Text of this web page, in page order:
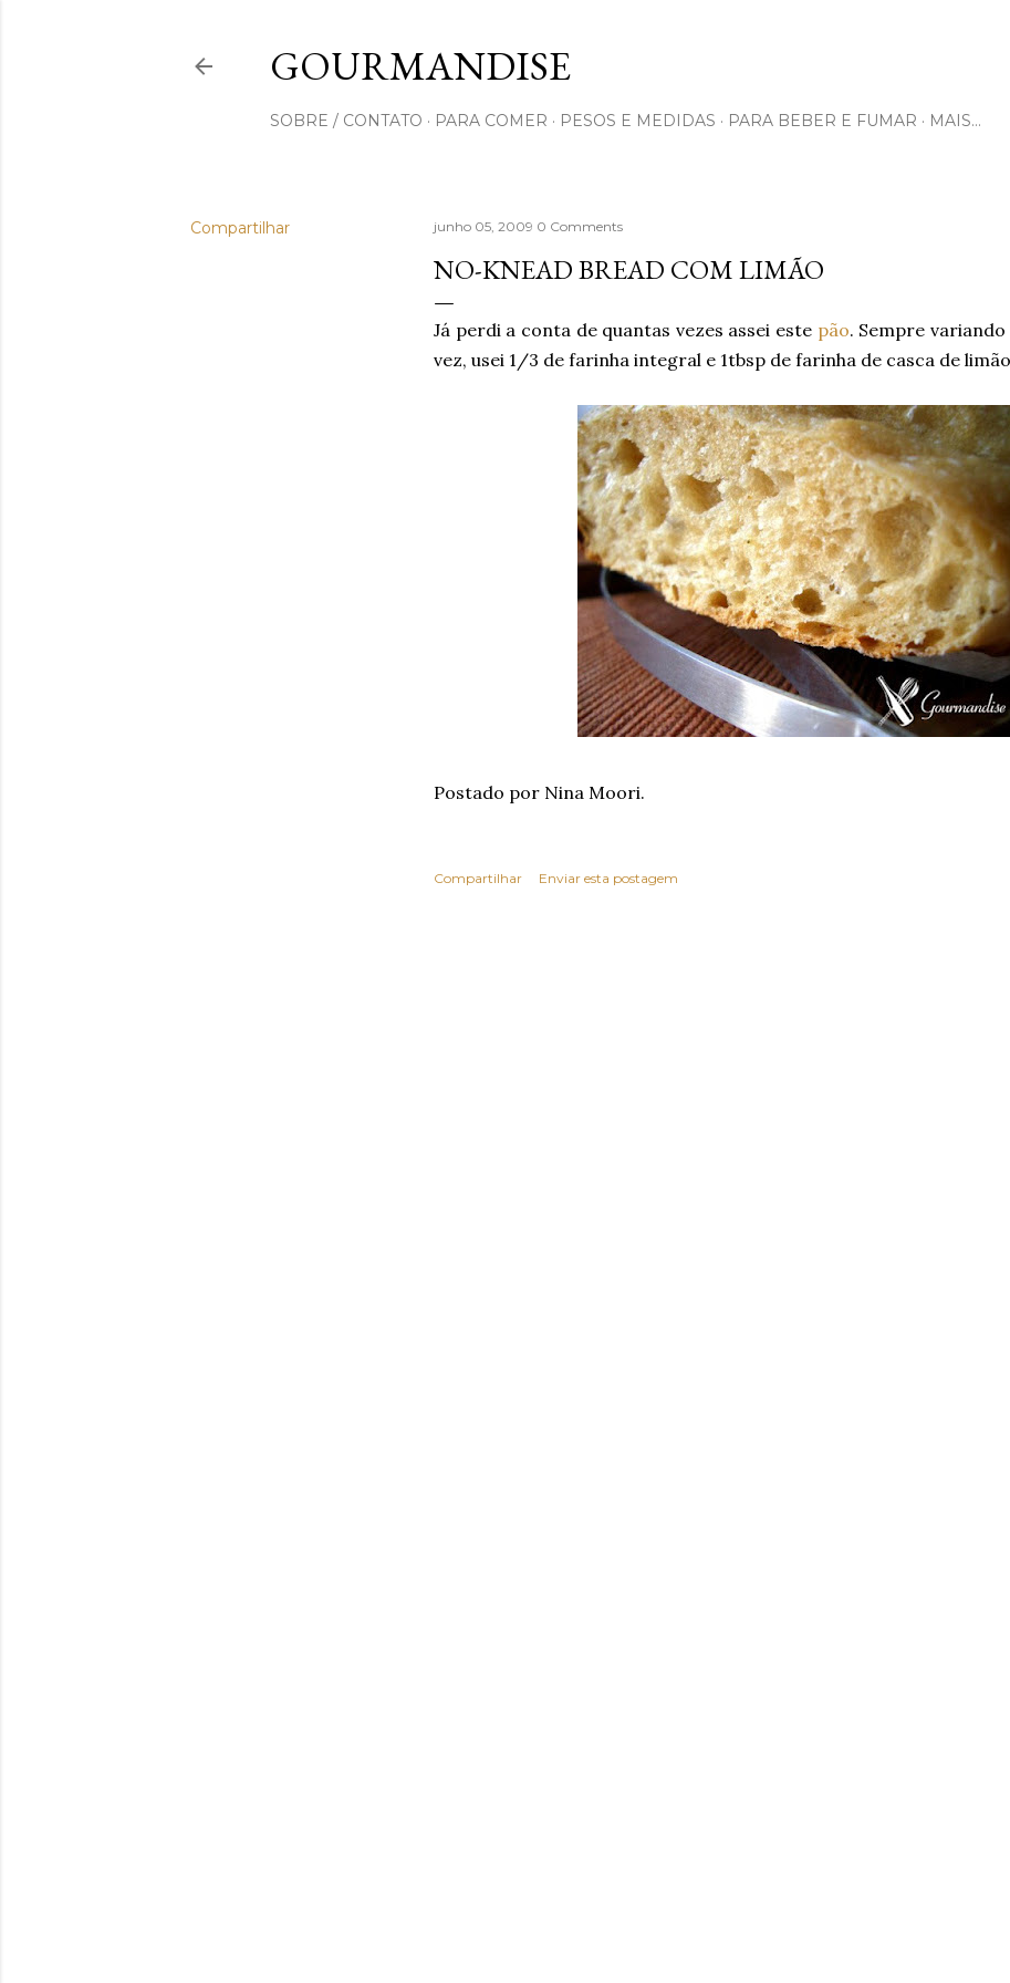
GOURMANDISE
SOBRE / CONTATO PARA COMER PESOS E MEDIDAS PARA BEBER E FUMAR MAIS…
Compartilhar junho 05, 2009 0 Comments
NO-KNEAD BREAD COM LIMÃO
Já perdi a conta de quantas vezes assei este pão. Sempre
vez, usei 1/3 de farinha integral e 1tbsp de farinha de casca de
Postado por Nina Moori.
Compartilhar Enviar esta postagem